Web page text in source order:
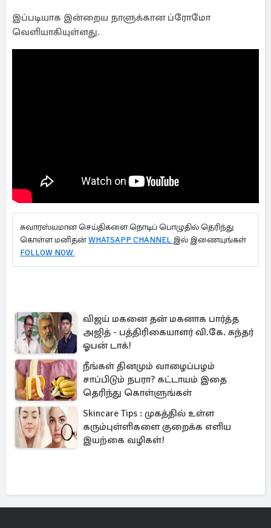
இப்படியாக இன்றைய நாளுக்கான ப்ரோமோ
வெளியாகியுள்ளது.
சுவாரஸ்யமான செய்திகளை நொடிப் பொழுதில் தெரிந்து
கொள்ள மனிதன்WHATSAPP CHANNEL இல் இணையுங்கள்
FOLLOW NOW
விஜய் மகனை தன் மகனாக பார்த்த
அஜித் - பத்திரிகையாளர் வி.கே. சுந்தர்
ஓபன் டாக்!
நீங்கள் தினமும் வாழைப்பழம்
சாப்பிடும் நபரா? கட்டாயம் இதை
தெரிந்து கொள்ளுங்கள்
Skincare Tips : முகத்தில் உள்ள
கரும்புள்ளிகளை குறைக்க எளிய
இயற்கை வழிகள்!